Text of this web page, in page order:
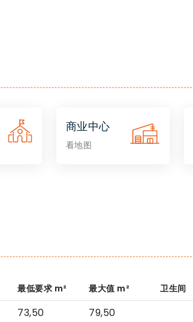
商业中心
看地图
最低要求 m² 最大值m² 卫生间
73,50 79,50